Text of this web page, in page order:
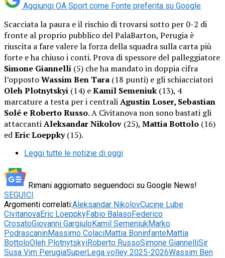
Aggiungi OA Sport come Fonte preferita su Google
Scacciata la paura e il rischio di trovarsi sotto per 0-2 di
fronte al proprio pubblico del PalaBarton, Perugia è
riuscita a fare valere la forza della squadra sulla carta più
forte e ha chiuso i conti. Prova di spessore del palleggiatore
Simone Giannelli (5) che ha mandato in doppia cifra
l’oppostoWassim Ben Tara (18 punti) e gli schiacciatori
Oleh Plotnytskyi (14) eKamil Semeniuk (13), 4
marcature a testa per i centraliAgustin Loser, Sebastian
Solé e Roberto Russo. A Civitanova non sono bastati gli
attaccantiAleksandar Nikolov (25), Mattia Bottolo (16)
edEric Loeppky(15).
Leggi tutte le notizie di oggi
Rimani aggiornato seguendoci su Google News!
SEGUICI
Argomenti correlati:Aleksandar NikolovCucine Lube
CivitanovaEric LoeppkyFabio BalasoFederico
CrosatoGiovanni GargiuloKamil SemeniukMarko
PodrascaninMassimo ColaciMattia BoninfanteMattia
BottoloOleh PlotnytskyiRoberto RussoSimone GiannelliSir
Susa Vim PerugiaSuperLega volley 2025-2026Wassim Ben